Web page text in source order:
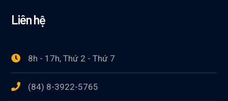
Liên hệ
8h - 17h, Thứ 2 - Thứ 7
(84) 8-3922-5765